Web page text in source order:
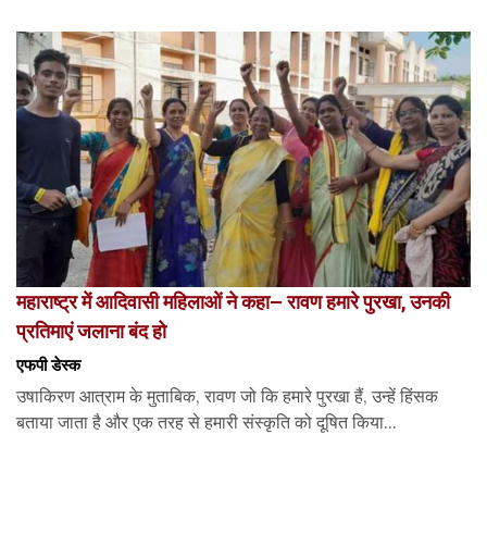
महाराष्ट्र में आदिवासी महिलाओं ने कहा– रावण हमारे पुरखा, उनकी
प्रतिमाएं जलाना बंद हो
एफपी डेस्‍क
उषाकिरण आत्राम के मुताबिक, रावण जो कि हमारे पुरखा हैं, उन्हें हिंसक
बताया जाता है और एक तरह से हमारी संस्कृति को दूषित किया...